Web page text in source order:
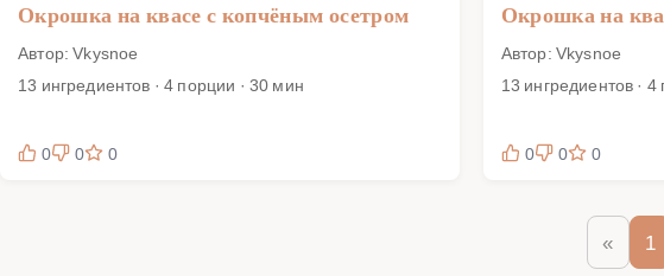
Окрошка на квасе с копчёным осетром
Автор: Vkysnoe
13 ингредиентов · 4 порции · 30 мин
0 0 0
Окрошка на
Автор: Vkysnoe
13 ингредиентов ·
0 0 0
« 1